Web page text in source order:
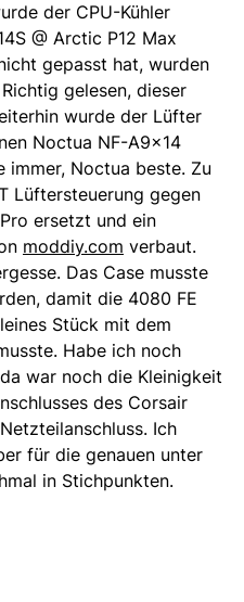
der CPU-Kühler
@ Arctic P12 Max
gepasst hat, wurden
gelesen, dieser
wurde der Lüfter
Noctua NF-A9x14
immer, Noctua beste. Zu
Lüftersteuerung gegen
ersetzt und ein
moddiy.com verbaut.
Das Case musste
damit die 4080 FE
Stück mit dem
Habe ich noch
war noch die Kleinigkeit
des Corsair
Ich
für die genauen unter
in Stichpunkten.